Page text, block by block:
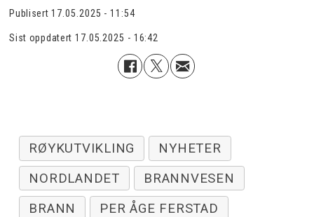
Publisert 17.05.2025 - 11:54
Sist oppdatert 17.05.2025 - 16:42
RØYKUTVIKLING
NYHETER
NORDLANDET
BRANNVESEN
BRANN
PER ÅGE FERSTAD